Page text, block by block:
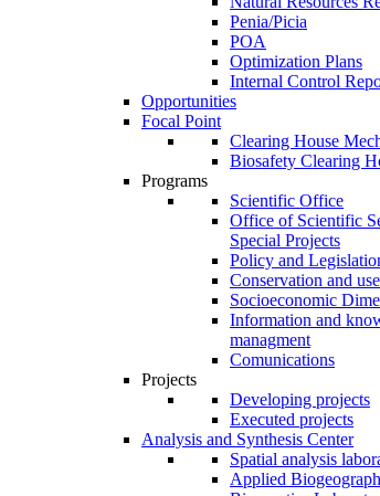
Penia/Picia
POA
Optimization Plans
Internal Control
Opportunities
Focal Point
Clearing House
Biosafety Clearing
Programs
Scientific Office
Office of Scientific
Special Projects
Policy and
Conservation and
Socioeconomic
Information and
managment
Comunications
Projects
Developing projects
Executed projects
Analysis and Synthesis Center
Spatial analysis
Applied